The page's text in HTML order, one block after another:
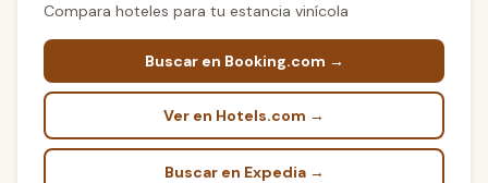
Compara hoteles para tu estancia vinícola
Buscar en Booking.com →
Ver en Hotels.com →
Buscar en Expedia →